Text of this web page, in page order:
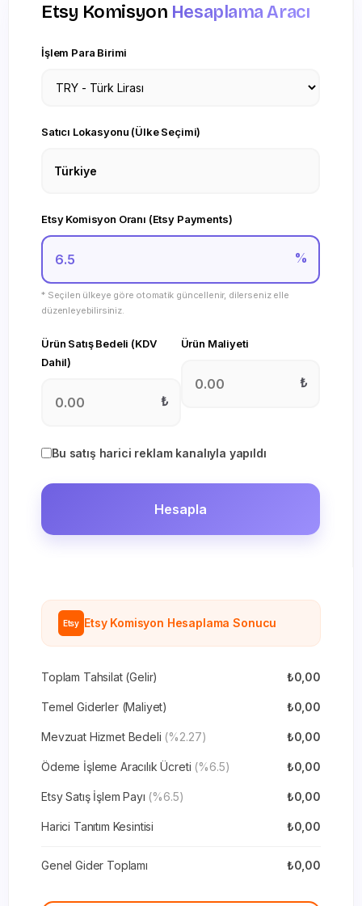
Etsy Komisyon Hesaplama Aracı
İşlem Para Birimi
Satıcı Lokasyonu (Ülke Seçimi)
Etsy Komisyon Oranı (Etsy Payments)
%
* Seçilen ülkeye göre otomatik güncellenir, dilerseniz elle
düzenleyebilirsiniz.
Ürün Satış Bedeli (KDV
Dahil)
₺
Ürün Maliyeti
₺
Bu satış harici reklam kanalıyla yapıldı
Hesapla
Etsy Etsy Komisyon Hesaplama Sonucu
Toplam Tahsilat (Gelir) ₺0,00
Temel Giderler (Maliyet) ₺0,00
Mevzuat Hizmet Bedeli (%2.27) ₺0,00
Ödeme İşleme Aracılık Ücreti (%6.5) ₺0,00
Etsy Satış İşlem Payı (%6.5) ₺0,00
Harici Tanıtım Kesintisi ₺0,00
Genel Gider Toplamı ₺0,00